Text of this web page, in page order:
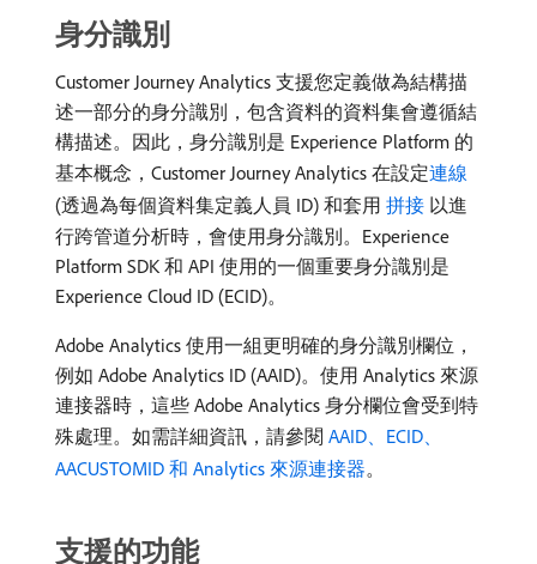
身分識別
Customer Journey Analytics 支援您定義做為結構描
述一部分的身分識別，包含資料的資料集會遵循結
構描述。因此，身分識別是 Experience Platform 的
基本概念，Customer Journey Analytics 在設定連線
(透過為每個資料集定義人員 ID) 和套用 拼接 以進
行跨管道分析時，會使用身分識別。Experience
Platform SDK 和 API 使用的一個重要身分識別是
Experience Cloud ID (ECID)。
Adobe Analytics 使用一組更明確的身分識別欄位，
例如 Adobe Analytics ID (AAID)。使用 Analytics 來源
連接器時，這些 Adobe Analytics 身分欄位會受到特
殊處理。如需詳細資訊，請參閱 AAID、ECID、
AACUSTOMID 和 Analytics 來源連接器。
支援的功能